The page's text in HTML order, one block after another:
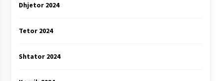
Dhjetor 2024
Tetor 2024
Shtator 2024